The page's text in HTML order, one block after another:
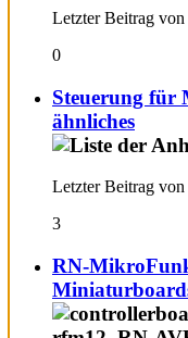
Letzter Beitrag von
0
Steuerung für
ähnliches
Letzter Beitrag von
3
RN-